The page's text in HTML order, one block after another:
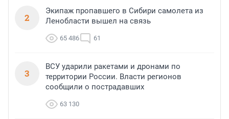
2
Экипаж пропавшего в Сибири самолета из
Ленобласти вышел на связь
65 486 61
3
ВСУ ударили ракетами и дронами по
территории России. Власти регионов
сообщили о пострадавших
63 130